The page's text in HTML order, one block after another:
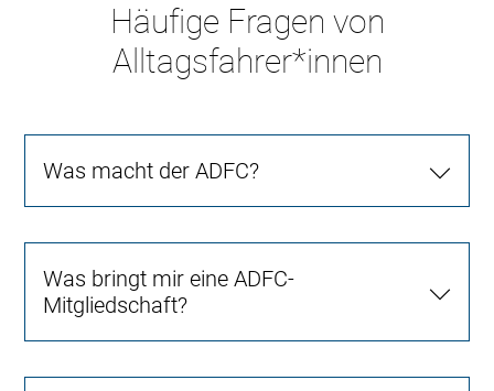
Häufige Fragen von
Alltagsfahrer*innen
Was macht der ADFC?
Was bringt mir eine ADFC-
Mitgliedschaft?